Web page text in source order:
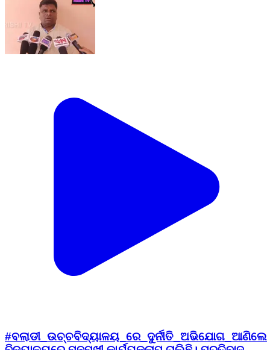
#ବଲାଡୀ_ଉଚ୍ଚବିଦ୍ୟାଳୟ_ରେ_ଦୁର୍ନୀତି_ଅଭିଯୋଗ_ଆଣିଲେ